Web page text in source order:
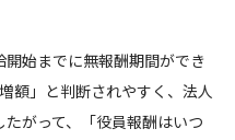
始までに無報酬期間ができ
額」と判断されやすく、法人
がって、「役員報酬はいつ